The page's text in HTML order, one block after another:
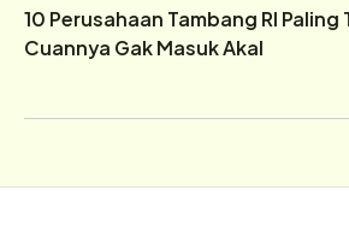
10 Perusahaan Tambang RI Paling
Cuannya Gak Masuk Akal